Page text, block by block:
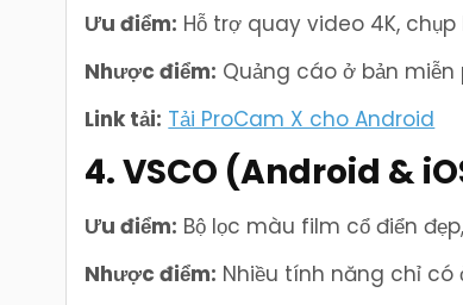
Ưu điểm: Hỗ trợ quay video 4K,
Nhược điểm: Quảng cáo ở bản
Link tải: Tải ProCam X cho Android
4. VSCO (Android &
Ưu điểm: Bộ lọc màu film cổ điển
Nhược điểm: Nhiều tính năng chỉ có